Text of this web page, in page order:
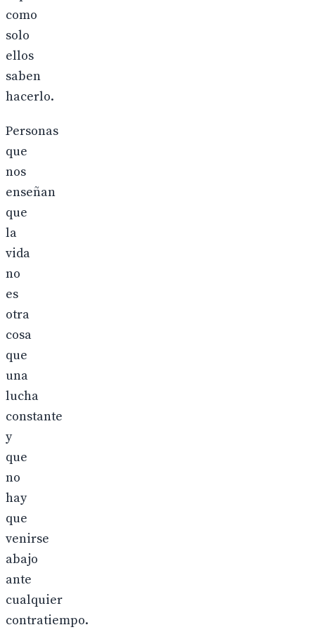
como
solo
ellos
saben
hacerlo.
Personas
que
nos
enseñan
que
la
vida
no
es
otra
cosa
que
una
lucha
constante
y
que
no
hay
que
venirse
abajo
ante
cualquier
contratiempo.